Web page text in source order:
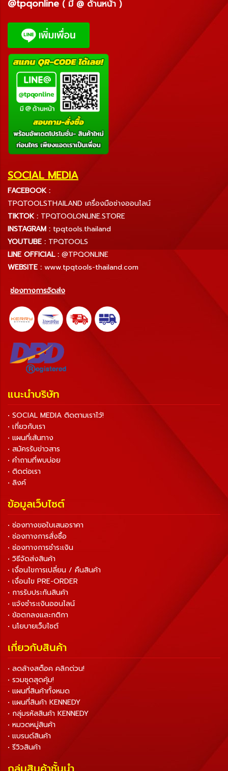
@tpqonline ( มี @ ด้านหน้า )
SOCIAL MEDIA
FACEBOOK :
TPQTOOLSTHAILAND เครื่องมือช่างออนไลน์
TIKTOK : TPQTOOLONLINE.STORE
INSTAGRAM : tpqtools.thailand
YOUTUBE : TPQTOOLS
LINE OFFICIAL : @TPQONLINE
WEBSITE : www.tpqtools-thailand.com
ช่องทางการจัดส่ง
แนะนำบริษัท
• SOCIAL MEDIA ติดตามเราไว้!
• เกี่ยวกับเรา
• แผนที่เส้นทาง
• สมัครรับข่าวสาร
• คำถามที่พบบ่อย
• ติดต่อเรา
• ลิงค์
ข้อมูลเว็บไซต์
• ช่องทางขอใบเสนอราคา
• ช่องทางการสั่งซื้อ
• ช่องทางการชำระเงิน
• วิธีจัดส่งสินค้า
• เงื่อนไขการเปลี่ยน / คืนสินค้า
• เงื่อนไข PRE-ORDER
• การรับประกันสินค้า
• แจ้งชำระเงินออนไลน์
• ข้อตกลงและกติกา
• นโยบายเว็บไซต์
เกี่ยวกับสินค้า
• ลดล้างสต็อค คลิกด่วน!
• รวมชุดสุดคุ้ม!
• แผนที่สินค้าทั้งหมด
• แผนที่สินค้า KENNEDY
• กลุ่มรหัสสินค้า KENNEDY
• หมวดหมู่สินค้า
• แบรนด์สินค้า
• รีวิวสินค้า